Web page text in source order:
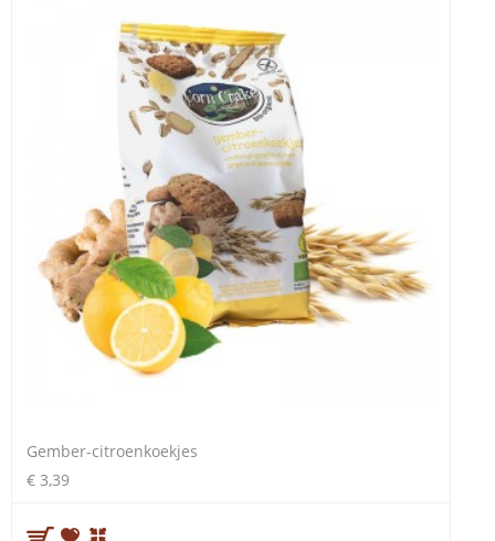
Gember-citroenkoekjes
€ 3,39